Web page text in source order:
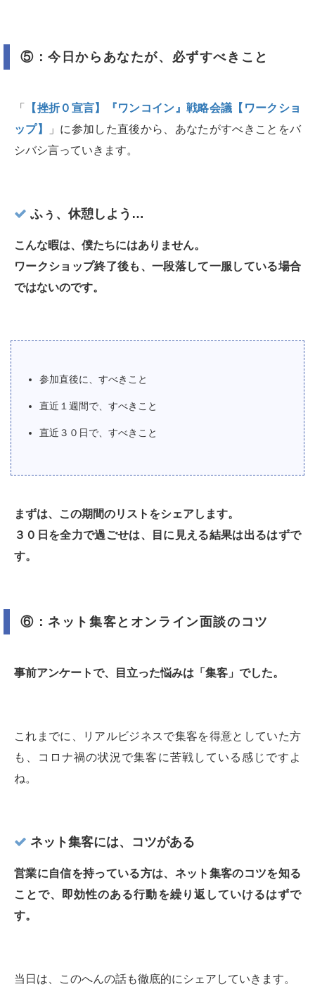
⑤：今日からあなたが、必ずすべきこと
「
【挫折０宣言】『ワンコイン』戦略会議【ワークショ
ップ】
」に参加した直後から、あなたがすべきことをバ
シバシ言っていきます。
ふぅ、休憩しよう…
こんな暇は、僕たちにはありません。
ワークショップ終了後も、一段落して一服している場合
ではないのです。
参加直後に、すべきこと
直近１週間で、すべきこと
直近３０日で、すべきこと
まずは、この期間のリストをシェアします。
３０日を全力で過ごせは、目に見える結果は出るはずで
す。
⑥：ネット集客とオンライン面談のコツ
事前アンケートで、目立った悩みは「集客」でした。
これまでに、リアルビジネスで集客を得意としていた方
も、コロナ禍の状況で集客に苦戦している感じですよ
ね。
ネット集客には、コツがある
営業に自信を持っている方は、ネット集客のコツを知る
ことで、即効性のある行動を繰り返していけるはずで
す。
当日は、このへんの話も徹底的にシェアしていきます。